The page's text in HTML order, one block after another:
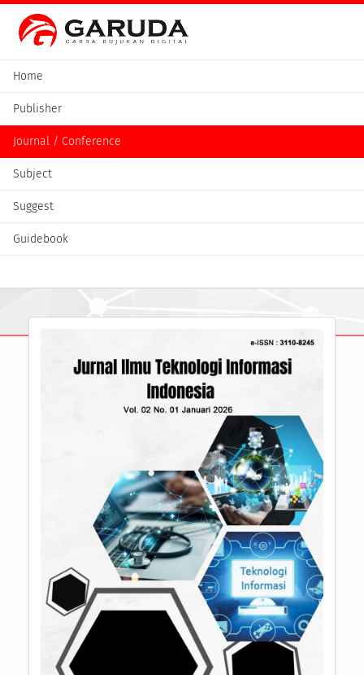
Home
Publisher
Journal / Conference
Subject
Suggest
Guidebook